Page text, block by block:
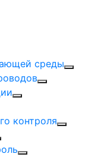
среды
контроля